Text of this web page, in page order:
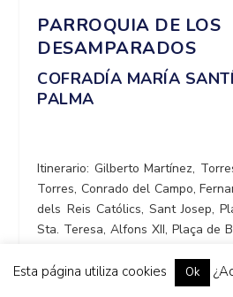
PARROQUIA DE LOS
DESAMPARADOS
COFRADÍA MARÍA
PALMA
Itinerario: Gilberto Martínez,
Torres, Conrado del Campo,
dels Reis Católics, Sant Josep,
Sta. Teresa, Alfons XII, Plaça de
Santa María.
Esta página utiliza cookies Ok